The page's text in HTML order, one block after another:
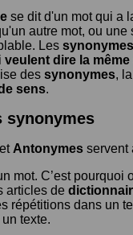
se dit d'un mot qui a
autre mot, ou une
Les synonymes
veulent dire la
des synonymes,
sens.
synonymes
et Antonymes servent
mot. C’est pourquoi
articles de
répétitions dans un
texte.